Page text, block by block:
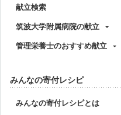
献立検索
筑波大学附属病院の献立
管理栄養士のおすすめ献立
みんなの寄付レシピ
みんなの寄付レシピとは